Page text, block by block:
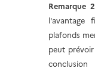
Remarque
l'avantage
plafonds
peut